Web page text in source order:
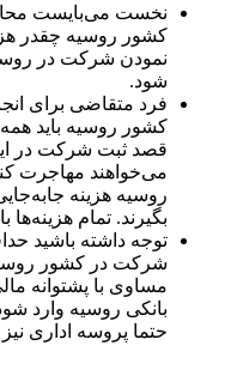
نخست می‌بایست
کشور روسیه چقدر
نمودن شرکت در
شود.
فرد متقاضی برای
کشور روسیه باید همه
قصد ثبت شرکت در
می‌خواهند مهاجرت
روسیه هزینه
بگیرند. تمام
توجه داشته باشید
شرکت در کشور روسیه
مساوی با پشتوانه
بانکی روسیه وارد
حتما پروسه اداری